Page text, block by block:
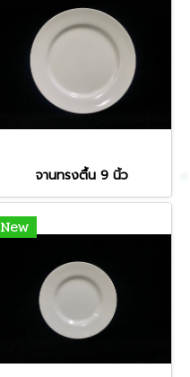
จานทรงตื้น 9 นิ้ว
New